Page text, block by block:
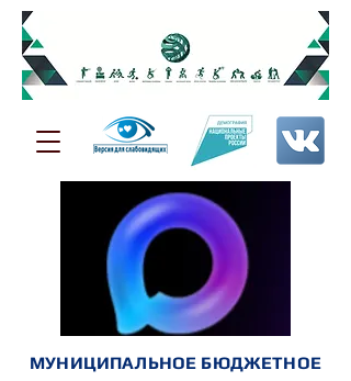
МУНИЦИПАЛЬНОЕ БЮДЖЕТНОЕ